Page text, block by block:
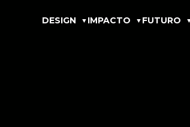
DESIGN IMPACTO FUTURO